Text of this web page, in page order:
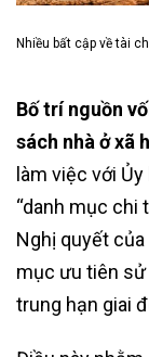
Nhiều bất cập về tài
Bố trí nguồn
sách nhà ở xã
làm việc với
“danh mục chi
Nghị quyết của
mục ưu tiên
trung hạn giai